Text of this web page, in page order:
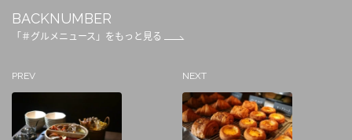
BACKNUMBER
「＃グルメニュース」をもっと見る
PREV NEXT